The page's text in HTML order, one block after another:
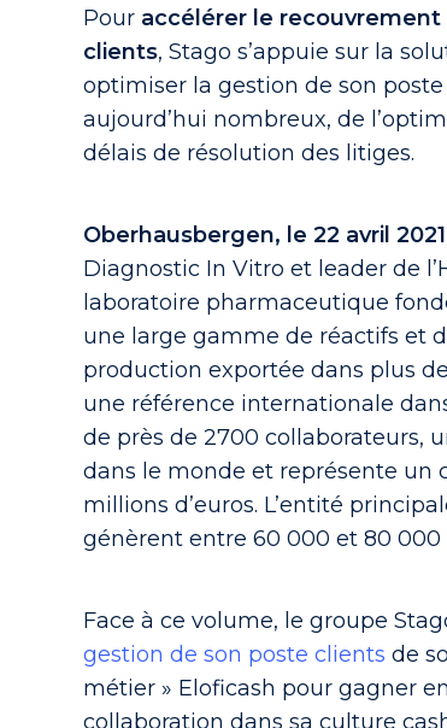
Pour accélérer le
clients, Stago s’appuie sur la
optimiser la gestion de son
aujourd’hui nombreux, de
délais de résolution des litiges.
Oberhausbergen, le 22 avril 2021
Diagnostic In Vitro et leader de
laboratoire pharmaceutique
une large gamme de réactifs et
production exportée dans plus
une référence internationale
de près de 2700 collaborateurs,
dans le monde et représente un
millions d’euros. L’entité
génèrent entre 60 000 et 80 000
Face à ce volume, le groupe
gestion de son poste clients de
métier » Eloficash pour gagner
collaboration dans sa culture